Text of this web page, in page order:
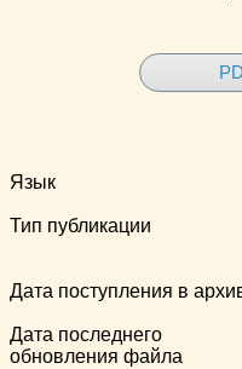
Язык
Тип публикации
Дата поступления в
Дата последнего
обновления файла